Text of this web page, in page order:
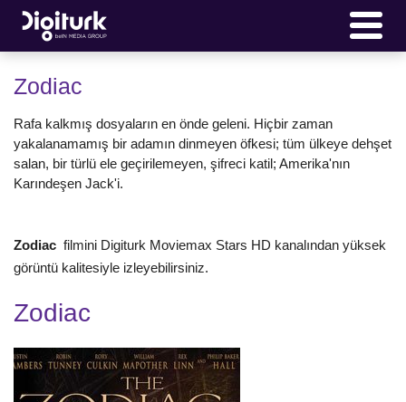
Zodiac
Rafa kalkmış dosyaların en önde geleni. Hiçbir zaman
yakalanamamış bir adamın dinmeyen öfkesi; tüm ülkeye dehşet
salan, bir türlü ele geçirilemeyen, şifreci katil; Amerika'nın
Karındeşen Jack'i.
Zodiac filmini Digiturk Moviemax Stars HD kanalından yüksek
görüntü kalitesiyle izleyebilirsiniz.
Zodiac